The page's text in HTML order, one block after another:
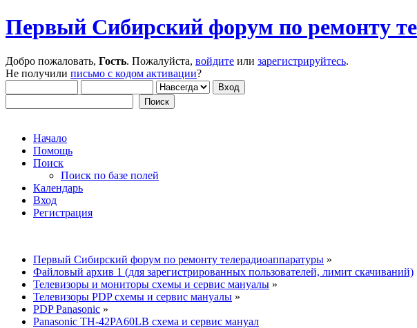
Первый Сибирский форум по ремонту
Добро пожаловать, Гость. Пожалуйста, войдите или зарегистрируйтесь.
Не получили письмо с кодом активации?
Начало
Помощь
Поиск
Поиск по базе полей
Календарь
Вход
Регистрация
Первый Сибирский форум по ремонту телерадиоаппаратуры »
Файловый архив 1 (для зарегистрированных пользователей, лимит скачиваний)
Телевизоры и мониторы схемы и сервис мануалы »
Телевизоры PDP схемы и сервис мануалы »
PDP Panasonic »
Panasonic TH-42PA60LB схема и сервис мануал